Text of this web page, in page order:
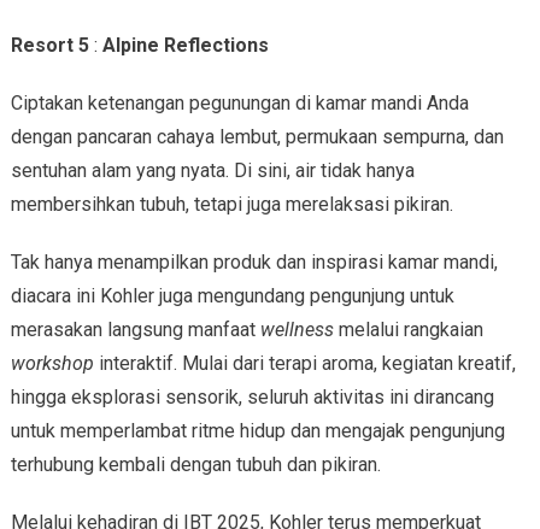
Resort 5 : Alpine Reflections
Ciptakan ketenangan pegunungan di kamar mandi Anda
dengan pancaran cahaya lembut, permukaan sempurna, dan
sentuhan alam yang nyata. Di sini, air tidak hanya
membersihkan tubuh, tetapi juga merelaksasi pikiran.
Tak hanya menampilkan produk dan inspirasi kamar mandi,
diacara ini Kohler juga mengundang pengunjung untuk
merasakan langsung manfaat wellness melalui rangkaian
workshop interaktif. Mulai dari terapi aroma, kegiatan kreatif,
hingga eksplorasi sensorik, seluruh aktivitas ini dirancang
untuk memperlambat ritme hidup dan mengajak pengunjung
terhubung kembali dengan tubuh dan pikiran.
Melalui kehadiran di IBT 2025, Kohler terus memperkuat